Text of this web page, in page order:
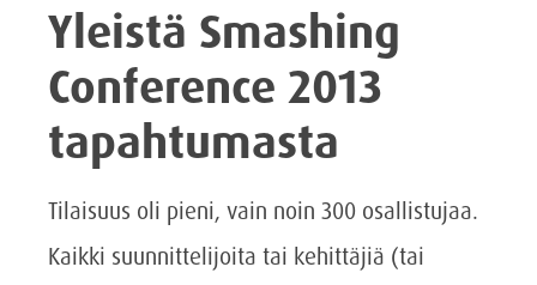
Yleistä Smashing
Conference 2013
tapahtumasta
Tilaisuus oli pieni, vain noin 300 osallistujaa.
Kaikki suunnittelijoita tai kehittäjiä (tai